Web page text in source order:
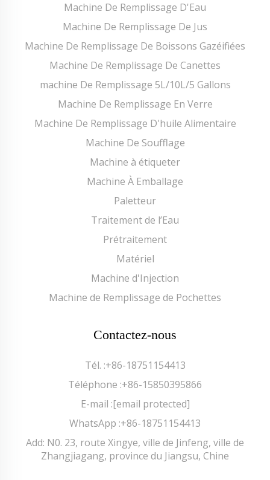
Machine De Remplissage D'Eau
Machine De Remplissage De Jus
Machine De Remplissage De Boissons Gazéifiées
Machine De Remplissage De Canettes
machine De Remplissage 5L/10L/5 Gallons
Machine De Remplissage En Verre
Machine De Remplissage D'huile Alimentaire
Machine De Soufflage
Machine à étiqueter
Machine À Emballage
Paletteur
Traitement de l’Eau
Prétraitement
Matériel
Machine d'Injection
Machine de Remplissage de Pochettes
Contactez-nous
Tél. :+86-18751154413
Téléphone :+86-15850395866
E-mail :[email protected]
WhatsApp :+86-18751154413
Add: N0. 23, route Xingye, ville de Jinfeng, ville de
Zhangjiagang, province du Jiangsu, Chine